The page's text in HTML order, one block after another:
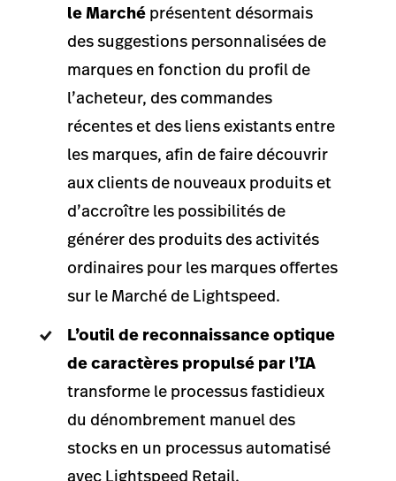
le Marché présentent désormais
des suggestions personnalisées de
marques en fonction du profil de
l’acheteur, des commandes
récentes et des liens existants entre
les marques, afin de faire découvrir
aux clients de nouveaux produits et
d’accroître les possibilités de
générer des produits des activités
ordinaires pour les marques offertes
sur le Marché de Lightspeed.
L’outil de reconnaissance optique
de caractères propulsé par l’IA
transforme le processus fastidieux
du dénombrement manuel des
stocks en un processus automatisé
avec Lightspeed Retail.